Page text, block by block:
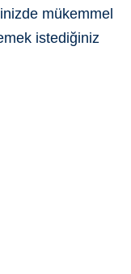
mükemmel
istediğiniz